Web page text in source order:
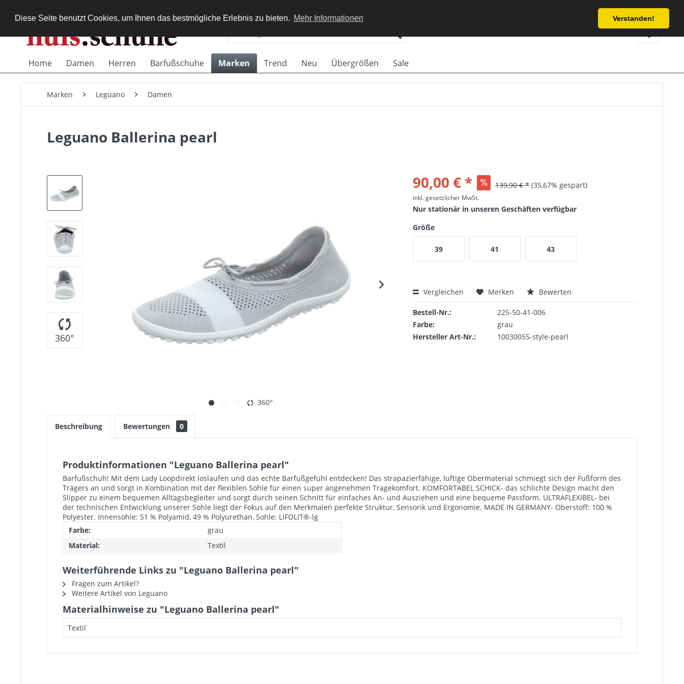
Diese Seite benutzt Cookies, um Ihnen das bestmögliche Erlebnis zu bieten. Mehr Informationen Verstanden!
Service/Hilfe
Home Damen Herren Barfußschuhe Marken Trend Neu Übergrößen Sale
Marken Leguano Damen
Leguano Ballerina pearl
360°
360°
90,00 € * 139,90 € * (35,67% gespart)
inkl. gesetzlicher MwSt.
Nur stationär in unseren Geschäften verfügbar
Größe
39 41 43
Vergleichen Merken Bewerten
Bestell-Nr.:
225-50-41-006
Farbe:
grau
Hersteller Art-Nr.:
10030055-style-pearl
Beschreibung Bewertungen 0
Produktinformationen "Leguano Ballerina pearl"
Barfußschuh! Mit dem Lady Loopdirekt loslaufen und das echte Barfußgefühl entdecken! Das strapazierfähige, luftige Obermaterial schmiegt sich der Fußform des
Trägers an und sorgt in Kombination mit der flexiblen Sohle für einen super angenehmen Tragekomfort. KOMFORTABEL SCHICK- das schlichte Design macht den
Slipper zu einem bequemen Alltagsbegleiter und sorgt durch seinen Schnitt für einfaches An- und Ausziehen und eine bequeme Passform. ULTRAFLEXIBEL- bei
der technischen Entwicklung unserer Sohle liegt der Fokus auf den Merkmalen perfekte Struktur, Sensorik und Ergonomie. MADE IN GERMANY- Oberstoff: 100 %
Polyester. Innensohle: 51 % Polyamid, 49 % Polyurethan, Sohle: LIFOLIT®-lg
Farbe:
grau
Material:
Textil
Weiterführende Links zu "Leguano Ballerina pearl"
Fragen zum Artikel?
Weitere Artikel von Leguano
Materialhinweise zu "Leguano Ballerina pearl"
Textil